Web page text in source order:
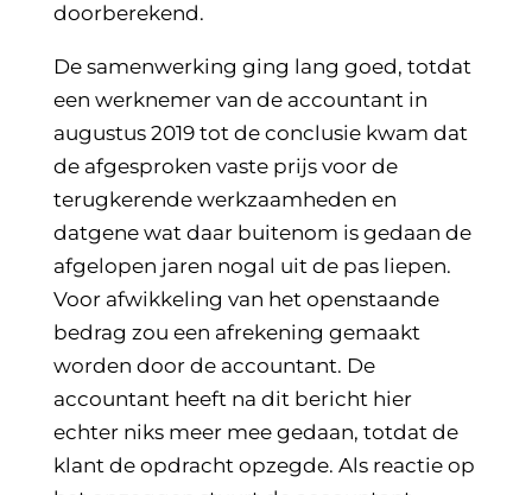
doorberekend.
De samenwerking ging lang goed, totdat
een werknemer van de accountant in
augustus 2019 tot de conclusie kwam dat
de afgesproken vaste prijs voor de
terugkerende werkzaamheden en
datgene wat daar buitenom is gedaan de
afgelopen jaren nogal uit de pas liepen.
Voor afwikkeling van het openstaande
bedrag zou een afrekening gemaakt
worden door de accountant. De
accountant heeft na dit bericht hier
echter niks meer mee gedaan, totdat de
klant de opdracht opzegde. Als reactie op